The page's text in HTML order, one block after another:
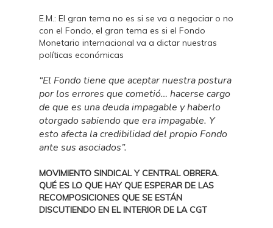
E.M.: El gran tema no es si se va a negociar o no
con el Fondo, el gran tema es si el Fondo
Monetario internacional va a dictar nuestras
políticas económicas
“El Fondo tiene que aceptar nuestra postura
por los errores que cometió… hacerse cargo
de que es una deuda impagable y haberlo
otorgado sabiendo que era impagable. Y
esto afecta la credibilidad del propio Fondo
ante sus asociados”.
MOVIMIENTO SINDICAL Y CENTRAL OBRERA.
QUÉ ES LO QUE HAY QUE ESPERAR DE LAS
RECOMPOSICIONES QUE SE ESTÁN
DISCUTIENDO EN EL INTERIOR DE LA CGT